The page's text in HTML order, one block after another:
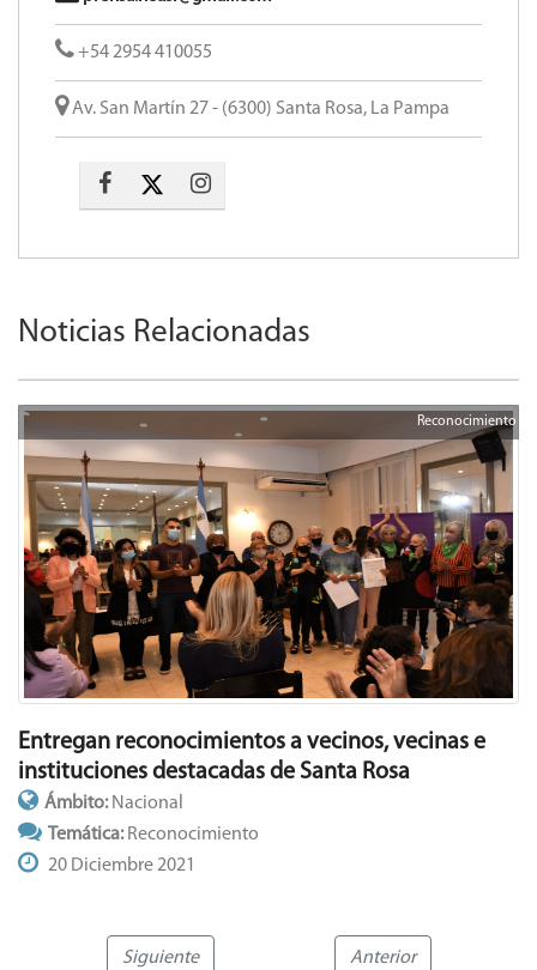
+54 2954 410055
Av. San Martín 27 - (6300) Santa Rosa, La Pampa
Noticias Relacionadas
Reconocimiento
Entregan reconocimientos a vecinos, vecinas e
instituciones destacadas de Santa Rosa
Ámbito: Nacional
Temática: Reconocimiento
20 Diciembre 2021
Siguiente Anterior